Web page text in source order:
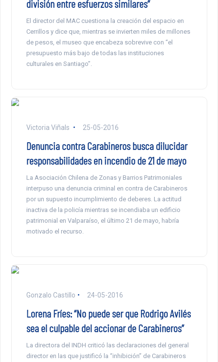
división entre esfuerzos similares”
El director del MAC cuestiona la creación del espacio en
Cerrillos y dice que, mientras se invierten miles de millones
de pesos, el museo que encabeza sobrevive con “el
presupuesto más bajo de todas las instituciones
culturales en Santiago”.
Victoria Viñals 25-05-2016
Denuncia contra Carabineros busca dilucidar
responsabilidades en incendio de 21 de mayo
La Asociación Chilena de Zonas y Barrios Patrimoniales
interpuso una denuncia criminal en contra de Carabineros
por un supuesto incumplimiento de deberes. La actitud
inactiva de la policía mientras se incendiaba un edificio
patrimonial en Valparaíso, el último 21 de mayo, habría
motivado el recurso.
Gonzalo Castillo 24-05-2016
Lorena Fríes: “No puede ser que Rodrigo Avilés
sea el culpable del accionar de Carabineros”
La directora del INDH criticó las declaraciones del general
director en las que justificó la “inhibición” de Carabineros